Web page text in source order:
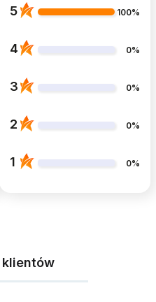
5 100%
4 0%
3 0%
2 0%
1 0%
klientów